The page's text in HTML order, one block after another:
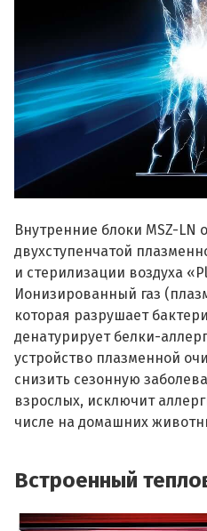
Внутренние блоки MSZ-LN
двухступенчатой
и стерилизации воздуха
Ионизированный газ
которая разрушает
денатурирует белки-
устройство плазменной
снизить сезонную
взрослых, исключит
числе на домашних
Встроенный